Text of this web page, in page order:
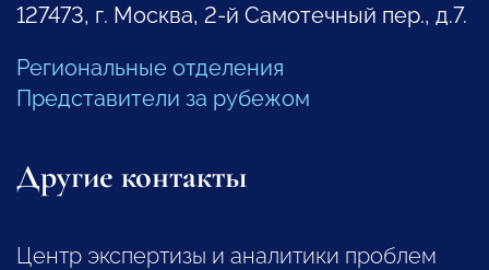
127473, г. Москва, 2-й Самотечный пер., д.7.
Региональные отделения
Представители за рубежом
Другие контакты
Центр экспертизы и аналитики проблем